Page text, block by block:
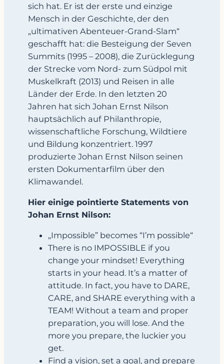
sich hat. Er ist der erste und einzige
Mensch in der Geschichte, der den
„ultimativen Abenteuer-Grand-Slam“
geschafft hat: die Besteigung der Seven
Summits (1995 – 2008), die Zurücklegung
der Strecke vom Nord- zum Südpol mit
Muskelkraft (2013) und Reisen in alle
Länder der Erde. In den letzten 20
Jahren hat sich Johan Ernst Nilson
hauptsächlich auf Philanthropie,
wissenschaftliche Forschung, Wildtiere
und Bildung konzentriert. 1997
produzierte Johan Ernst Nilson seinen
ersten Dokumentarfilm über den
Klimawandel.
Hier einige pointierte Statements von
Johan Ernst Nilson:
„Impossible” becomes “I’m possible“
There is no IMPOSSIBLE if you
change your mindset! Everything
starts in your head. It’s a matter of
attitude. In fact, you have to DARE,
CARE, and SHARE everything with a
TEAM! Without a team and proper
preparation, you will lose. And the
more you prepare, the luckier you
get.
Find a vision, set a goal, and prepare